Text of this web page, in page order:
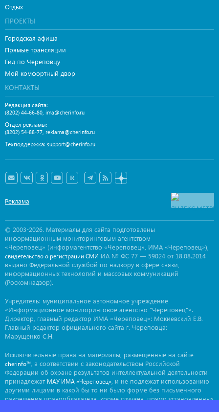
Отдых
ПРОЕКТЫ
Городская афиша
Прямые трансляции
Гид по Череповцу
Мой комфортный двор
КОНТАКТЫ
Редакция сайта:
(8202) 44-66-80, ima@cherinfo.ru
Отдел рекламы:
(8202) 54-88-77, reklama@cherinfo.ru
Техподдержка: support@cherinfo.ru
Реклама
© 2003-2026. Материалы для сайта подготовлены
информационным мониторинговым агентством
«Череповец» (информагентство «Череповец», ИМА «Череповец»),
свидетельство о регистрации СМИ ИА № ФС 77 — 59024 от 18.08.2014
выдано Федеральной службой по надзору в сфере связи,
информационных технологий и массовых коммуникаций
(Роскомнадзор).
Учредитель: муниципальное автономное учреждение
«Информационное мониторинговое агентство "Череповец"».
Директор, главный редактор ИМА «Череповец»: Мокиевский Е.В.
Главный редактор официального сайта г. Череповца:
Марущенко С.Н.
Исключительные права на материалы, размещённые на сайте
cherinfo™ , в соответствии с законодательством Российской
Федерации об охране результатов интеллектуальной деятельности
принадлежат МАУ ИМА «Череповец» , и не подлежат использованию
другими лицами в какой бы то ни было форме без письменного
разрешения правообладателя, кроме случаев, прямо установленных